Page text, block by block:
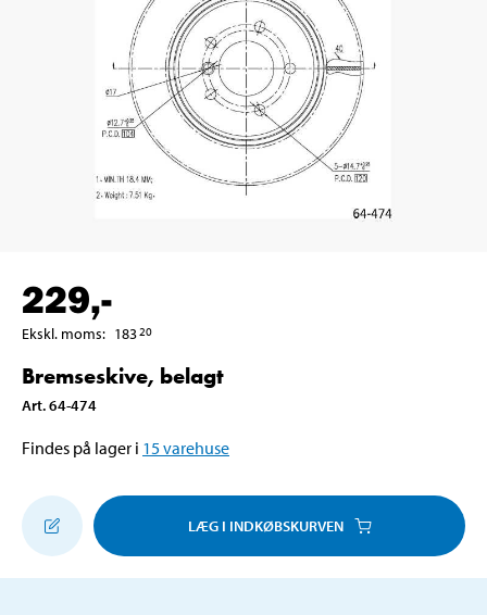
229,-
Ekskl. moms: 18320
Bremseskive, belagt
Art.64-474
Findes på lager i 15varehuse
LÆG I INDKØBSKURVEN